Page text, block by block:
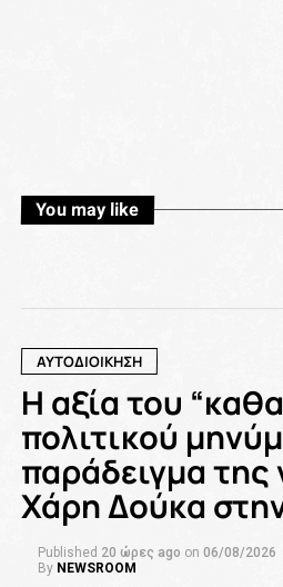
You may like
ΑΥΤΟΔΙΟΙΚΗΣΗ
Η αξία του
πολιτικού
παράδειγμα της
Χάρη Δούκα
Published 20 ώρες ago on 06/08/2026
By NEWSROOM